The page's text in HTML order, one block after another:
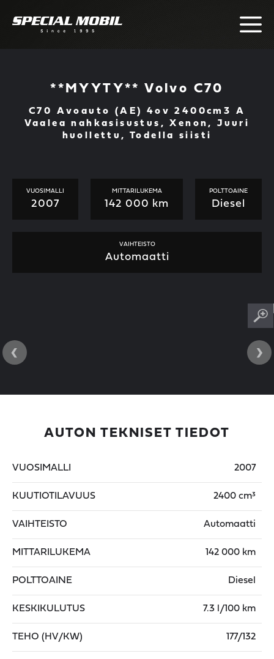
**MYYTY** Volvo C70
C70 Avoauto (AE) 4ov 2400cm3 A
Vaalea nahkasisustus, Xenon, Juuri
huollettu, Todella siisti
VUOSIMALLI
2007
MITTARILUKEMA
142 000 km
POLTTOAINE
Diesel
VAIHTEISTO
Automaatti
‹ ›
AUTON TEKNISET TIEDOT
VUOSIMALLI 2007
KUUTIOTILAVUUS 2400 cm³
VAIHTEISTO Automaatti
MITTARILUKEMA 142 000 km
POLTTOAINE Diesel
KESKIKULUTUS 7.3 l/100 km
TEHO (HV/KW) 177/132